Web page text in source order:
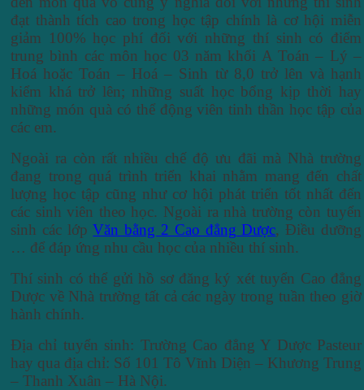
đạt thành tích cao trong học tập chính là cơ hội miễn
giảm 100% học phí đối với những thí sinh có điểm
trung bình các môn học 03 năm khối A Toán – Lý –
Hoá hoặc Toán – Hoá – Sinh từ 8,0 trở lên và hạnh
kiểm khá trở lên; những suất học bổng kịp thời hay
những món quà có thể động viên tinh thần học tập của
các em.
Ngoài ra còn rất nhiều chế độ ưu đãi mà Nhà trường
đang trong quá trình triển khai nhằm mang đến chất
lượng học tập cũng như cơ hội phát triển tốt nhất đến
các sinh viên theo học. Ngoài ra nhà trường còn tuyển
sinh các lớpVăn bằng 2 Cao đẳng Dược, Điều dưỡng
… để đáp ứng nhu cầu học của nhiều thí sinh.
Thí sinh có thể gửi hồ sơ đăng ký xét tuyển Cao đẳng
Dược về Nhà trường tất cả các ngày trong tuần theo giờ
hành chính.
Địa chỉ tuyển sinh: Trường Cao đẳng Y Dược Pasteur
hay qua địa chỉ: Số 101 Tô Vĩnh Diện – Khương Trung
– Thanh Xuân – Hà Nội.